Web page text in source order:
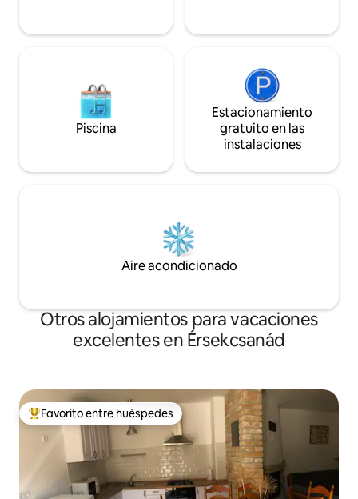
Piscina
Estacionamiento
gratuito en las
instalaciones
Aire acondicionado
Otros alojamientos para vacaciones
excelentes en Érsekcsanád
Favorito entre huéspedes preferido
Favorito entre huéspedes